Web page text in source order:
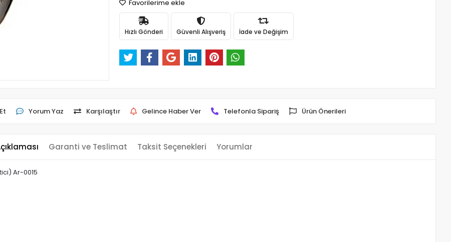
Favorilerime ekle
Hızlı Gönderi Güvenli Alışveriş İade ve Değişim
Yorum Yaz Karşılaştır Gelince Haber Ver Telefonla Sipariş Ürün Önerileri
Garanti ve Teslimat Taksit Seçenekleri Yorumlar
Ar-0015